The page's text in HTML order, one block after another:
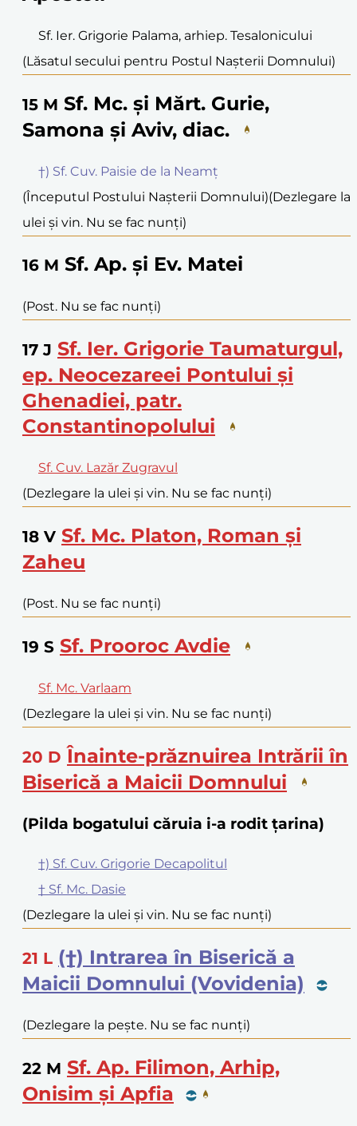
Sf. Ier. Grigorie Palama, arhiep. Tesalonicului
(Lăsatul secului pentru Postul Nașterii Domnului)
15 M Sf. Mc. și Mărt. Gurie,
Samona și Aviv, diac.
†) Sf. Cuv. Paisie de la Neamț
(Începutul Postului Nașterii Domnului)(Dezlegare la
ulei și vin. Nu se fac nunți)
16 M Sf. Ap. și Ev. Matei
(Post. Nu se fac nunți)
17 J Sf. Ier. Grigorie Taumaturgul,
ep. Neocezareei Pontului și
Ghenadiei, patr.
Constantinopolului
Sf. Cuv. Lazăr Zugravul
(Dezlegare la ulei și vin. Nu se fac nunți)
18 V Sf. Mc. Platon, Roman și
Zaheu
(Post. Nu se fac nunți)
19 S Sf. Prooroc Avdie
Sf. Mc. Varlaam
(Dezlegare la ulei și vin. Nu se fac nunți)
20 D Înainte-prăznuirea Intrării în
Biserică a Maicii Domnului
(Pilda bogatului căruia i-a rodit țarina)
†) Sf. Cuv. Grigorie Decapolitul
† Sf. Mc. Dasie
(Dezlegare la ulei și vin. Nu se fac nunți)
21 L (†) Intrarea în Biserică a
Maicii Domnului (Vovidenia)
(Dezlegare la pește. Nu se fac nunți)
22 M Sf. Ap. Filimon, Arhip,
Onisim și Apfia